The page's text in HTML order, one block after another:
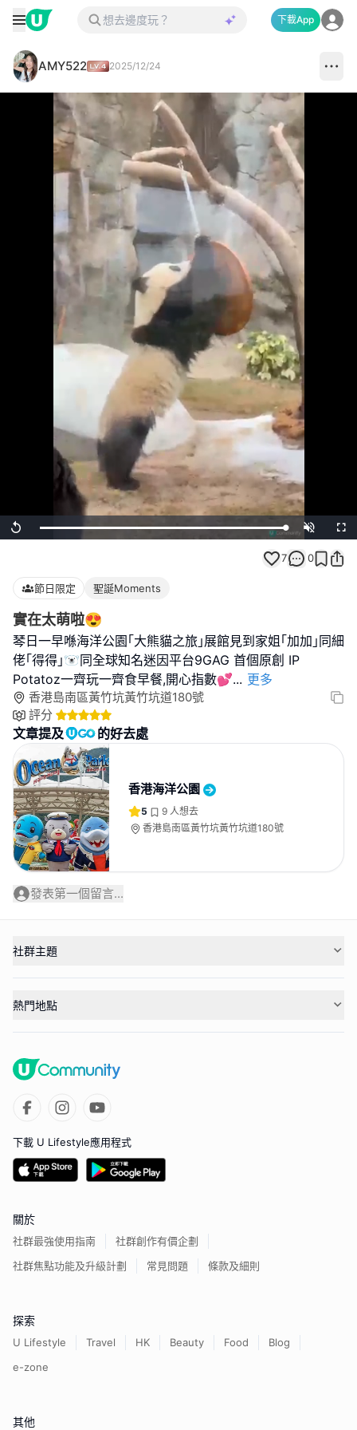
下載App
AMY522 2025/12/24
Replay Loaded:
100.00%
Unmute
7 0
節日限定 聖誕Moments
實在太萌啦😍
琴日一早喺海洋公園｢大熊貓之旅｣展館見到家姐｢加加｣同細
佬｢得得｣🐻‍❄️同全球知名迷因平台9GAG 首個原創 IP
Potatoz一齊玩一齊食早餐,開心指數💕... 更多
香港島南區黃竹坑黃竹坑道180號
評分
文章提及 的好去處
香港海洋公園
5 9 人想去
香港島南區黃竹坑黃竹坑道180號
發表第一個留言...
社群主題
熱門地點
下載 U Lifestyle應用程式
關於
社群最強使用指南
社群創作有價企劃
社群焦點功能及升級計劃
常見問題 條款及細則
探索
U Lifestyle Travel HK Beauty Food
Blog
e-zone
其他